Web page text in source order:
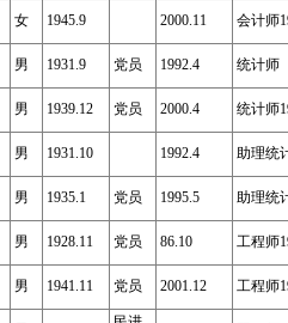
女 1945.9 2000.11 会计师
男 1931.9 党员 1992.4 统计师
男 1939.12 党员 2000.4 统计师
男 1931.10 1992.4 助理统
男 1935.1 党员 1995.5 助理统
男 1928.11 党员 86.10 工程师
男 1941.11 党员 2001.12 工程师